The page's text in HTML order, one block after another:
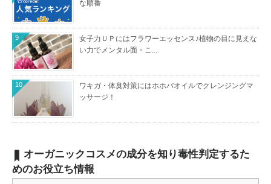
な順番
女子力ＵＰにはフラワーエッセンス♪植物の目に見えな
い力でメンタル面・こ...
9
ワキガ・体臭対策にはホホバオイルでクレンジングマ
ッサージ！
10
オーガニックコスメの成分を知り毒性判定するた
めのお役立ち情報